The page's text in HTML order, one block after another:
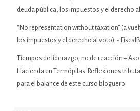
deuda pública, los impuestos y el derecho
“No representation without taxation” (a
los impuestos y el derecho al voto). -
Tiempos de liderazgo, no de reacción –
Hacienda en
Termópilas. Reflexiones
para el balance de este curso bloguero